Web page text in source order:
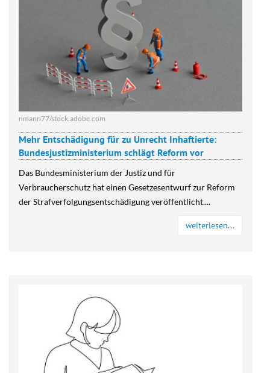
nmann77/stock.adobe.com
Mehr Entschädigung für zu Unrecht Inhaftierte:
Bundesjustizministerium schlägt Reform vor
Das Bundesministerium der Justiz und für
Verbraucherschutz hat einen Gesetzesentwurf zur Reform
der Strafverfolgungsentschädigung veröffentlicht....
weiterlesen...